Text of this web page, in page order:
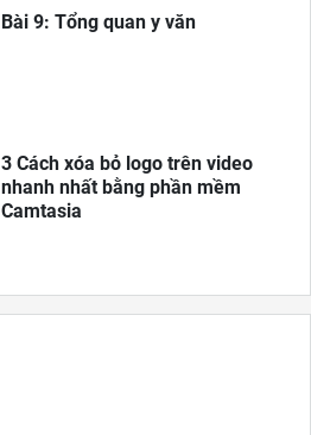
Bài 9: Tổng quan y văn
3 Cách xóa bỏ logo trên video
nhanh nhất bằng phần mềm
Camtasia